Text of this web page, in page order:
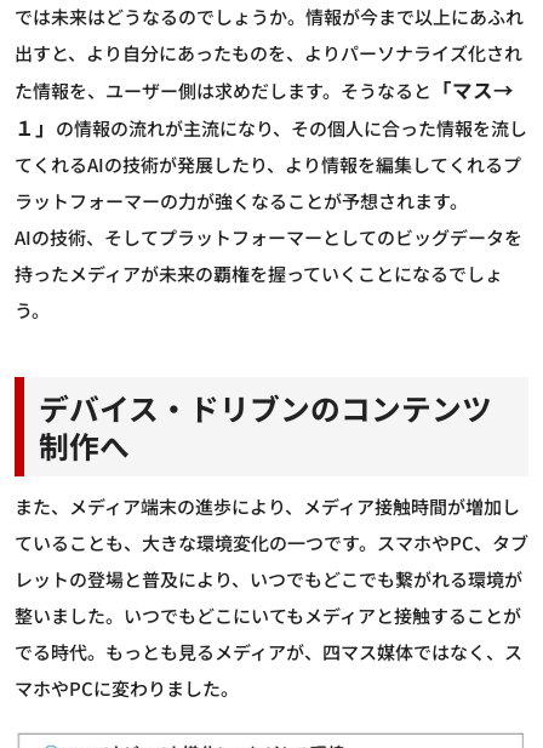
では未来はどうなるのでしょうか。情報が今まで以上にあふれ
出すと、より自分にあったものを、よりパーソナライズ化され
た情報を、ユーザー側は求めだします。そうなると 「マス→
１」 の情報の流れが主流になり、その個人に合った情報を流し
てくれるAIの技術が発展したり、より情報を編集してくれるプ
ラットフォーマーの力が強くなることが予想されます。
AIの技術、そしてプラットフォーマーとしてのビッグデータを
持ったメディアが未来の覇権を握っていくことになるでしょ
う。
デバイス・ドリブンのコンテンツ
制作へ
また、メディア端末の進歩により、メディア接触時間が増加し
ていることも、大きな環境変化の一つです。スマホやPC、タブ
レットの登場と普及により、いつでもどこでも繋がれる環境が
整いました。いつでもどこにいてもメディアと接触することが
でる時代。もっとも見るメディアが、四マス媒体ではなく、ス
マホやPCに変わりました。